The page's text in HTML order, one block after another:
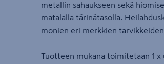
metallin sahaukseen sekä
matalalla tärinätasolla.
monien eri merkkien tarvikkeiden
Tuotteen mukana toimitetaan 1 x